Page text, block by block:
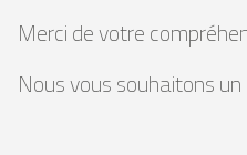
Merci de votre
Nous vous souhaitons